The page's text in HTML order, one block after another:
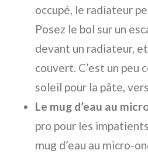
occupé, le radiateur
Posez le bol sur un
devant un radiateur,
couvert. C’est un peu
soleil pour la pâte,
Le mug d’eau au
pro pour les
mug d’eau au micro-